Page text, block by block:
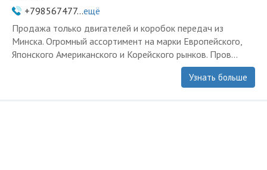
+798567477...ещё
Продажа только двигателей и коробок передач из
Минска. Огромный ассортимент на марки Европейского,
Японского Американского и Корейского рынков. Пров...
Узнать больше